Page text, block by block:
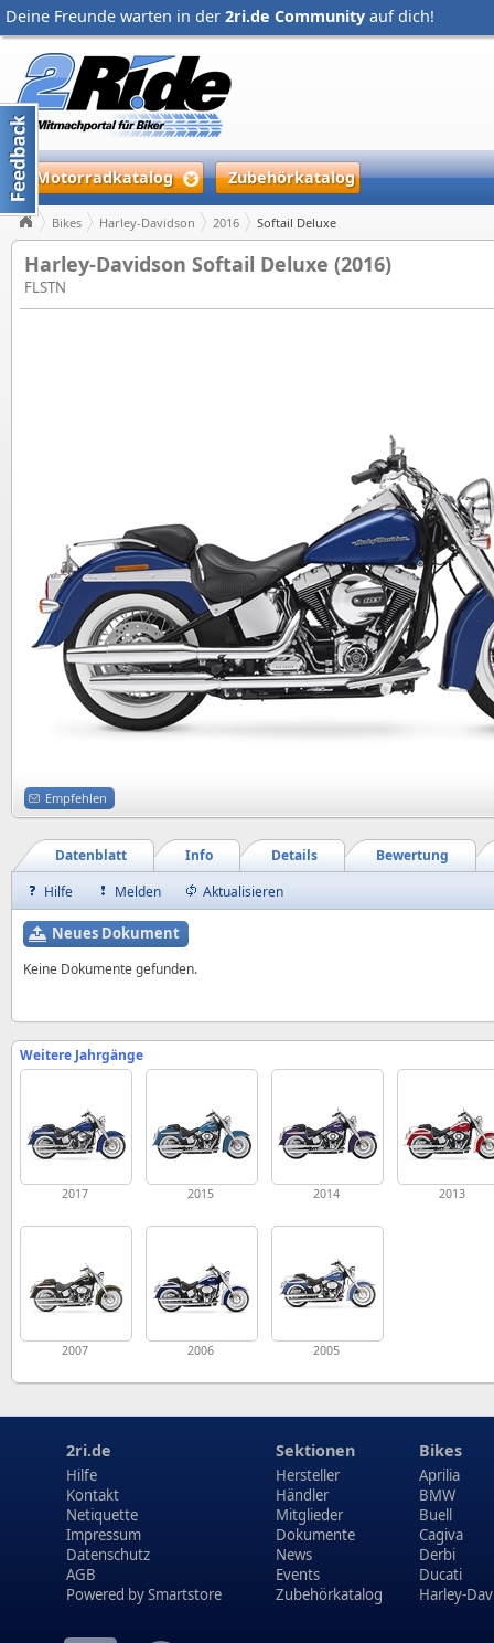
Deine Freunde warten in der 2ri.de Community auf dich!
Motorradkatalog Zubehörkatalog
Bikes Harley-Davidson 2016 Softail Deluxe
Harley-Davidson Softail Deluxe (2016)
FLSTN
Empfehlen
Bewertung
Details
Info
Datenblatt
Hilfe
Melden Aktualisieren
Neues Dokument
Keine Dokumente gefunden.
Weitere Jahrgänge
2017 2015 2014 2013
2007 2006 2005
2ri.de
Hilfe
Kontakt
Netiquette
Impressum
Datenschutz
AGB
Powered bySmartstore
Sektionen
Hersteller
Händler
Mitglieder
Dokumente
News
Events
Zubehörkatalog
Bikes
Aprilia
BMW
Buell
Cagiva
Derbi
Ducati
Harley-